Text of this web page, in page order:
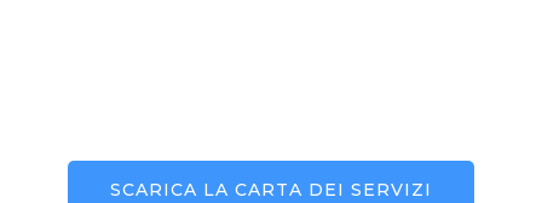
SCARICA LA CARTA DEI SERVIZI